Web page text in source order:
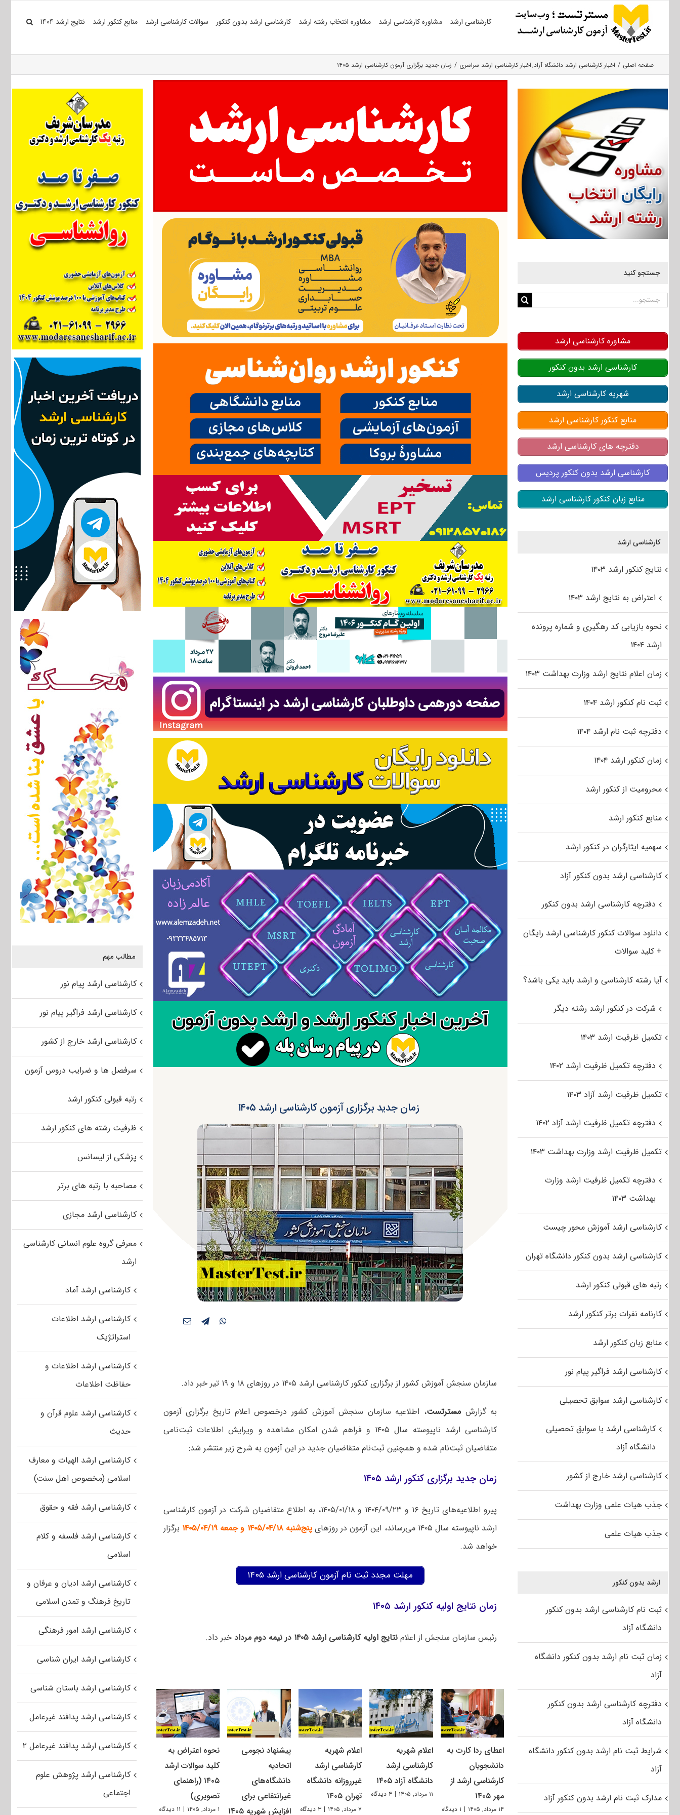
کارشناسی ارشد مشاوره کارشناسی ارشد مشاوره انتخاب رشته ارشد کارشناسی ارشد بدون کنکور سوالات کارشناسی ارشد منابع کنکور ارشد نتایج ارشد ۱۴۰۴
صفحه اصلی اخبار کارشناسی ارشد دانشگاه آزاد اخبار کارشناسی ارشد سراسری زمان جدید برگزاری آزمون‌ کارشناسی ارشد ۱۴۰۵
زمان جدید برگزاری آزمون‌ کارشناسی ارشد ۱۴۰۵
سازمان سنجش آموزش کشور از برگزاری کنکور کارشناسی ارشد ۱۴۰۵ در روزهای ۱۸ و ۱۹ تیر خبر داد.
به گزارش مسترتست، اطلاعیه سازمان سنجش آموزش کشور درخصوص اعلام تاریخ برگزاری آزمون
کارشناسی ارشد ناپیوسته سال ۱۴۰۵ و فراهم شدن امکان مشاهده و ویرایش اطلاعات ثبت‌نامی
متقاضیان ثبت‌نام شده و همچنین ثبت‌نام متقاضیان جدید در این آزمون به شرح زیر منتشر شد:
زمان جدید برگزاری کنکور ارشد ۱۴۰۵
پیرو اطلاعیه‌های تاریخ ۱۶ و ۱۴۰۴/۰۹/۲۳ و ۱۴۰۵/۰۱/۱۸، به اطلاع متقاضیان شرکت در آزمون کارشناسی
ارشد ناپیوسته سال ۱۴۰۵ می‌رساند، این آزمون در روزهای
پنج‌شنبه ۱۴۰۵/۰۴/۱۸ و جمعه ۱۴۰۵/۰۴/۱۹
برگزار
خواهد شد.
مهلت مجدد ثبت نام آزمون کارشناسی ارشد ۱۴۰۵
زمان نتایج اولیه کنکور ارشد ۱۴۰۵
رئیس سازمان سنجش از اعلام نتایج اولیه کارشناسی ارشد ۱۴۰۵ در نیمه دوم مرداد خبر داد.
اعطای ردا کارت به
دانشجویان
کارشناسی ارشد از
مهر ۱۴۰۵
۱۴ مرداد, ۱۴۰۵ | ۱ دیدگاه
اعلام شهریه
کارشناسی ارشد
دانشگاه آزاد ۱۴۰۵
۱۱ مرداد, ۱۴۰۵ | ۴ دیدگاه
اعلام شهریه
کارشناسی ارشد
غیرروزانه دانشگاه
تهران ۱۴۰۵
۷ مرداد, ۱۴۰۵ | ۳ دیدگاه
پیشنهاد نجومی
اتحادیه
دانشگاه‌های
غیرانتفاعی برای
افزایش شهریه ۱۴۰۵
نحوه اعتراض به
کلید سوالات ارشد
۱۴۰۵ (راهنمای
تصویری)
۱ مرداد, ۱۴۰۵ | ۱۱ دیدگاه
مطالب مهم
کارشناسی ارشد پیام نور
کارشناسی ارشد فراگیر پیام نور
کارشناسی ارشد خارج از کشور
سرفصل ها و ضرایب دروس آزمون
رتبه قبولی کنکور ارشد
ظرفیت رشته های کنکور ارشد
پزشکی از لیسانس
مصاحبه با رتبه های برتر
کارشناسی ارشد مجازی
معرفی گروه علوم انسانی کارشناسی
ارشد
کارشناسی ارشد آماد
کارشناسی ارشد اطلاعات
استراتژیک
کارشناسی ارشد اطلاعات و
حفاظت اطلاعات
کارشناسی ارشد علوم قرآن و
حدیث
کارشناسی ارشد الهیات و معارف
اسلامی (مخصوص اهل سنت)
کارشناسی ارشد فقه و حقوق
کارشناسی ارشد فلسفه و کلام
اسلامی
کارشناسی ارشد ادیان و عرفان و
تاریخ فرهنگ و تمدن اسلامی
کارشناسی ارشد امور فرهنگی
کارشناسی ارشد ایران شناسی
کارشناسی ارشد باستان شناسی
کارشناسی ارشد پدافند غیرعامل
کارشناسی ارشد پدافند غیرعامل ۲
کارشناسی ارشد پژوهش علوم
اجتماعی
جستجو کنید
جستجو
مشاوره کارشناسی ارشد
کارشناسی ارشد بدون کنکور
شهریه کارشناسی ارشد
منابع کنکور کارشناسی ارشد
دفترچه های کارشناسی ارشد
کارشناسی ارشد بدون کنکور پردیس
منابع زبان کنکور کارشناسی ارشد
کارشناسی ارشد
نتایج کنکور ارشد ۱۴۰۳
اعتراض به نتایج ارشد ۱۴۰۳
نحوه بازیابی کد رهگیری و شماره پرونده
ارشد ۱۴۰۴
زمان اعلام نتایج ارشد وزارت بهداشت ۱۴۰۳
ثبت نام کنکور ارشد ۱۴۰۴
دفترچه ثبت نام ارشد ۱۴۰۴
زمان کنکور ارشد ۱۴۰۴
محرومیت از کنکور ارشد
منابع کنکور ارشد
سهمیه ایثارگران در کنکور ارشد
کارشناسی ارشد بدون کنکور آزاد
دفترچه کارشناسی ارشد بدون کنکور
دانلود سوالات کنکور کارشناسی ارشد رایگان
+ کلید سوالات
آیا رشته کارشناسی و ارشد باید یکی باشد؟
شرکت در کنکور ارشد رشته دیگر
تکمیل ظرفیت ارشد ۱۴۰۳
دفترچه تکمیل ظرفیت ارشد ۱۴۰۲
تکمیل ظرفیت ارشد آزاد ۱۴۰۳
دفترچه تکمیل ظرفیت ارشد آزاد ۱۴۰۲
تکمیل ظرفیت ارشد وزارت بهداشت ۱۴۰۳
دفترچه تکمیل ظرفیت ارشد وزارت
بهداشت ۱۴۰۳
کارشناسی ارشد آموزش محور چیست
کارشناسی ارشد بدون کنکور دانشگاه تهران
رتبه های قبولی کنکور ارشد
کارنامه نفرات برتر کنکور ارشد
منابع زبان کنکور ارشد
کارشناسی ارشد فراگیر پیام نور
کارشناسی ارشد سوابق تحصیلی
کارشناسی ارشد با سوابق تحصیلی
دانشگاه آزاد
کارشناسی ارشد خارج از کشور
جذب هیات علمی وزارت بهداشت
جذب هیات علمی
ارشد بدون کنکور
ثبت نام کارشناسی ارشد بدون کنکور
دانشگاه آزاد
زمان ثبت نام ارشد بدون کنکور دانشگاه
آزاد
دفترچه کارشناسی ارشد بدون کنکور
دانشگاه آزاد
شرایط ثبت نام ارشد بدون کنکور دانشگاه
آزاد
مدارک ثبت نام ارشد بدون کنکور آزاد